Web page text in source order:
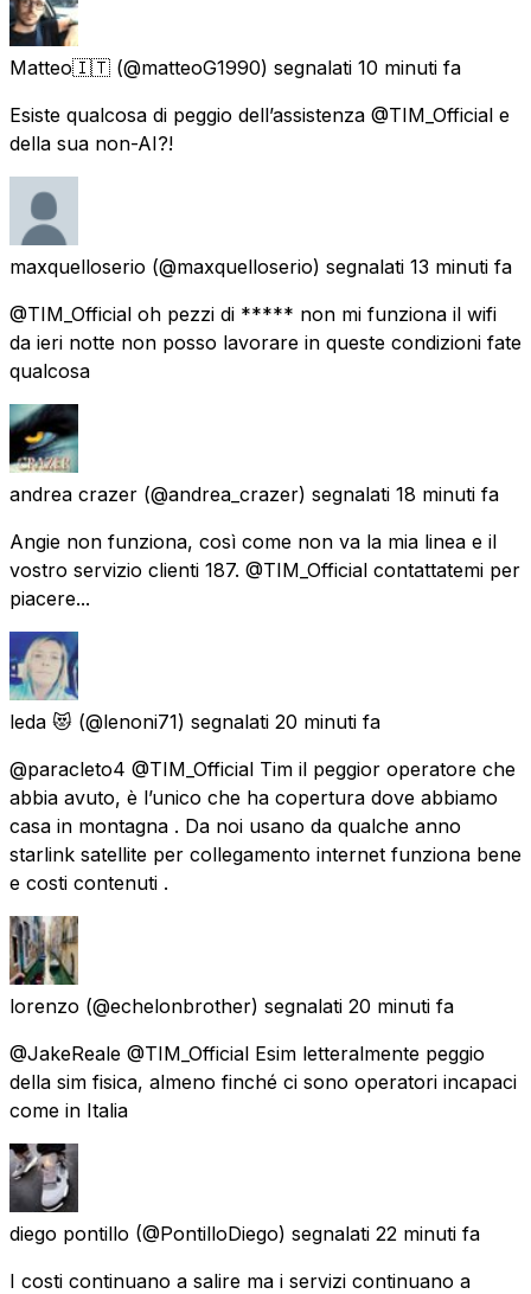
Matteo🇮🇹 (@matteoG1990) segnalati 10 minuti fa
Esiste qualcosa di peggio dell’assistenza @TIM_Official e
della sua non-AI?!
maxquelloserio (@maxquelloserio) segnalati 13 minuti fa
@TIM_Official oh pezzi di ***** non mi funziona il wifi
da ieri notte non posso lavorare in queste condizioni fate
qualcosa
andrea crazer (@andrea_crazer) segnalati 18 minuti fa
Angie non funziona, così come non va la mia linea e il
vostro servizio clienti 187. @TIM_Official contattatemi per
piacere...
leda 😻 (@lenoni71) segnalati 20 minuti fa
@paracleto4 @TIM_Official Tim il peggior operatore che
abbia avuto, è l’unico che ha copertura dove abbiamo
casa in montagna . Da noi usano da qualche anno
starlink satellite per collegamento internet funziona bene
e costi contenuti .
lorenzo (@echelonbrother) segnalati 20 minuti fa
@JakeReale @TIM_Official Esim letteralmente peggio
della sim fisica, almeno finché ci sono operatori incapaci
come in Italia
diego pontillo (@PontilloDiego) segnalati 22 minuti fa
I costi continuano a salire ma i servizi continuano a